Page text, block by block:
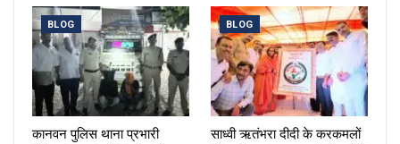
BLOG
कानवन पुलिस थाना प्रभारी
BLOG
साध्वी ऋतंभरा दीदी के करकमलों